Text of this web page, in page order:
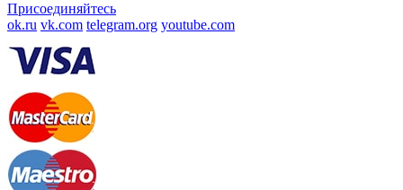
Присоединяйтесь
ok.ru vk.com telegram.org youtube.com